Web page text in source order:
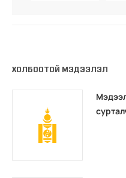
ХОЛБООТОЙ МЭДЭЭЛЭЛ